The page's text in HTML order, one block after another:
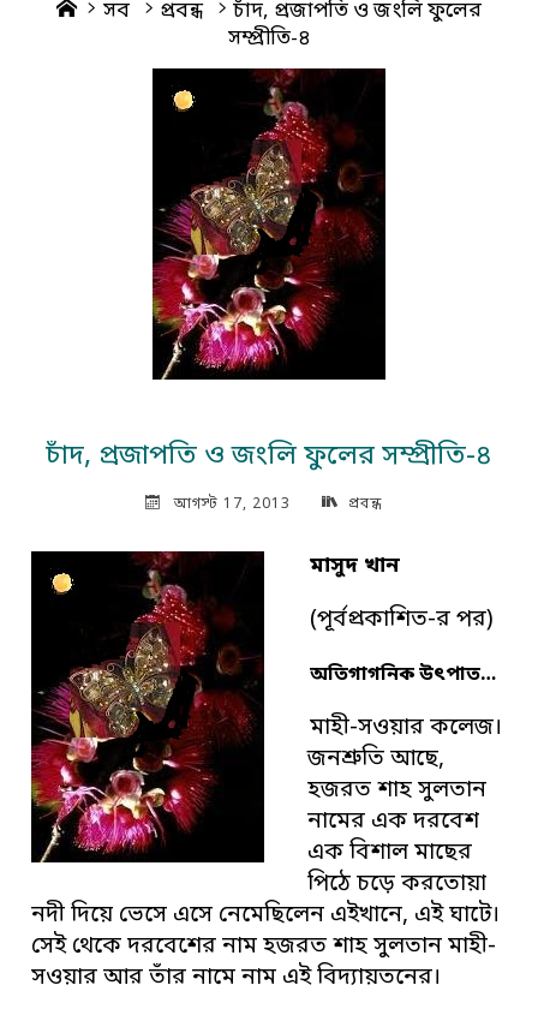
Home
সব প্রবন্ধ
চাঁদ, প্রজাপতি ও জংলি ফুলের
সম্প্রীতি-৪
চাঁদ, প্রজাপতি ও জংলি ফুলের সম্প্রীতি-৪
আগস্ট 17, 2013 প্রবন্ধ
মাসুদ খান
(পূর্বপ্রকাশিত-র পর)
অতিগাগনিক উৎপাত…
মাহী-সওয়ার কলেজ।
জনশ্রুতি আছে,
হজরত শাহ সুলতান
নামের এক দরবেশ
এক বিশাল মাছের
পিঠে চড়ে করতোয়া
নদী দিয়ে ভেসে এসে নেমেছিলেন এইখানে, এই ঘাটে।
সেই থেকে দরবেশের নাম হজরত শাহ সুলতান মাহী-
সওয়ার আর তাঁর নামে নাম এই বিদ্যায়তনের।